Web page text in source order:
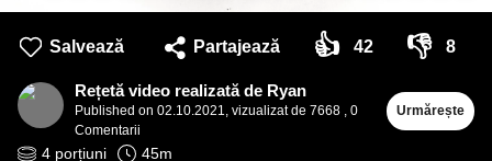
Salvează Partajează 👍 42 👎 8
Rețetă video realizată de Ryan
Published on 02.10.2021, vizualizat de 7668 , 0
Comentarii
Urmărește
4 porțiuni 45m